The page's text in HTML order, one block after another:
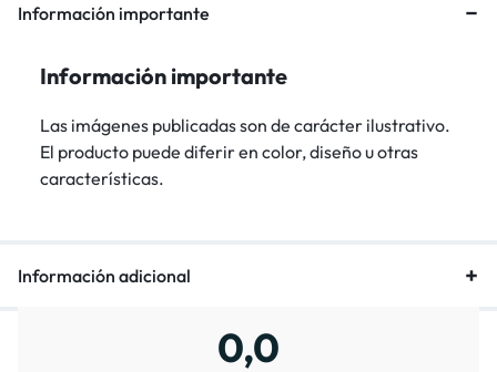
Información importante
Información importante
Las imágenes publicadas son de carácter ilustrativo.
El producto puede diferir en color, diseño u otras
características.
Información adicional
0,0